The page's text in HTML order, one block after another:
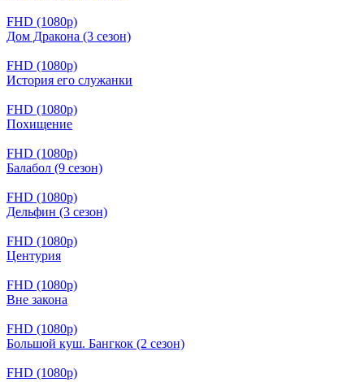
FHD (1080p)
Дом Дракона (3 сезон)
FHD (1080p)
История его служанки
FHD (1080p)
Похищение
FHD (1080p)
Балабол (9 сезон)
FHD (1080p)
Дельфин (3 сезон)
FHD (1080p)
Центурия
FHD (1080p)
Вне закона
FHD (1080p)
Большой куш. Бангкок (2 сезон)
FHD (1080p)